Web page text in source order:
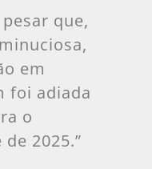
que,
em
foi adiada
o
2025.”